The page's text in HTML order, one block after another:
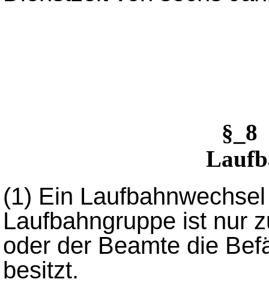
(1) Ein
Laufbahngruppe ist nur
oder der Beamte die
besitzt.